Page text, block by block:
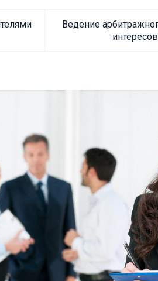
Ведение